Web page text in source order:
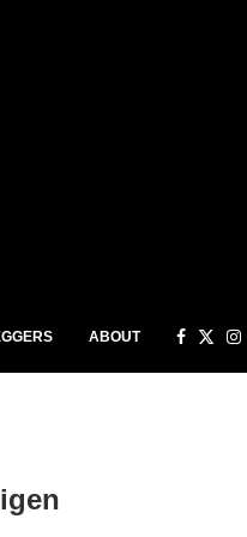
ABOUT